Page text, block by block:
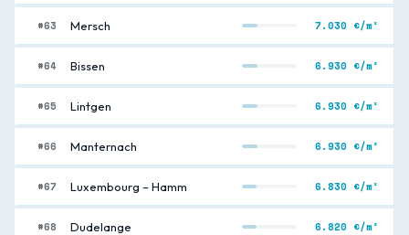
#63 Mersch 7.030 €/m²
#64 Bissen 6.930 €/m²
#65 Lintgen 6.930 €/m²
#66 Manternach 6.930 €/m²
#67 Luxembourg – Hamm 6.830 €/m²
#68 Dudelange 6.820 €/m²